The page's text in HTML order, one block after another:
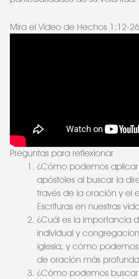
Mira el Video de Hechos 1:12-26
Preguntas para reflexionar
¿Cómo podemos
apóstoles al buscar la
través de la oración y el
Escrituras en nuestras
¿Cuál es la importancia
individual y
iglesia, y cómo
de oración más
¿Cómo podemos